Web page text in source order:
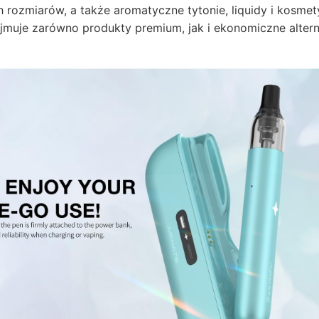
rozmiarów, a także aromatyczne tytonie, liquidy i
zarówno produkty premium, jak i ekonomiczne